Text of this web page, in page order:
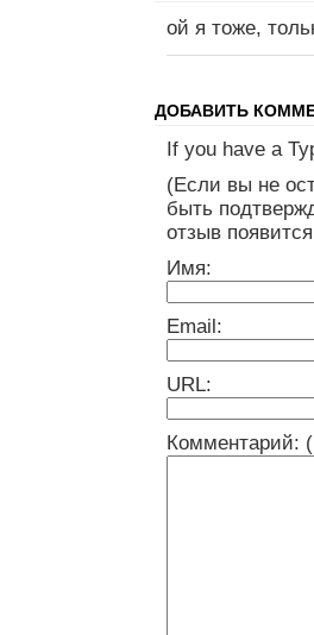
ой я тоже,
ДОБАВИТЬ
If you have a
(Если вы не
быть
отзыв
Имя:
Email:
URL:
Комментарий: